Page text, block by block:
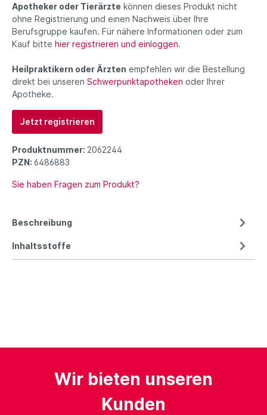
Apotheker oder Tierärzte können dieses Produkt nicht
ohne Registrierung und einen Nachweis über Ihre
Berufsgruppe kaufen. Für nähere Informationen oder zum
Kauf bitte hier registrieren und einloggen.
Heilpraktikern oder Ärzten empfehlen wir die Bestellung
direkt bei unseren Schwerpunktapotheken oder Ihrer
Apotheke.
Jetzt registrieren
Produktnummer: 2062244
PZN: 6486883
Sie haben Fragen zum Produkt?
Beschreibung
Inhaltsstoffe
Wir bieten unseren
Kunden